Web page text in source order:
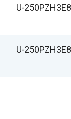
U-250PZH3E8
U-250PZH3E8